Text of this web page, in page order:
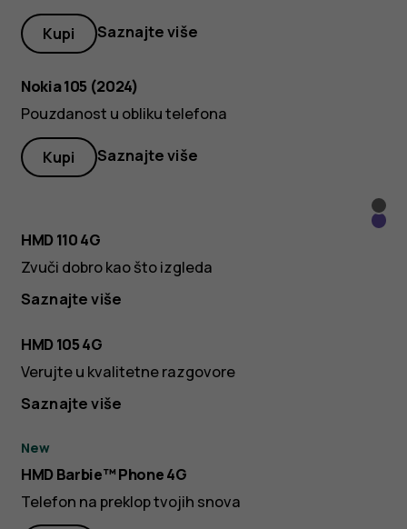
Kupi Saznajte više
Nokia 105 (2024)
Pouzdanost u obliku telefona
Kupi Saznajte više
Blue
HMD 110 4G
Zvuči dobro kao što izgleda
Saznajte više
HMD 105 4G
Verujte u kvalitetne razgovore
Saznajte više
HMD Barbie™ Phone 4G
New
Telefon na preklop tvojih snova